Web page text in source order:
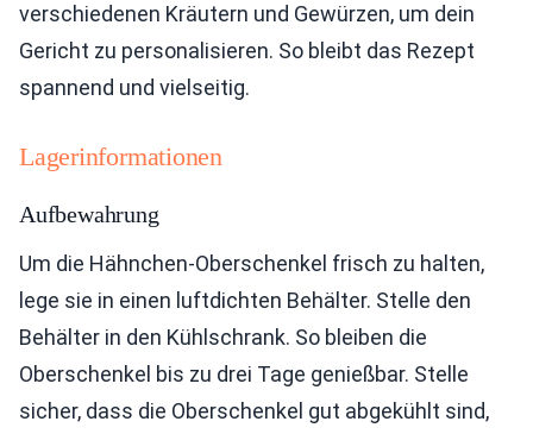
verschiedenen Kräutern und Gewürzen, um dein
Gericht zu personalisieren. So bleibt das Rezept
spannend und vielseitig.
Lagerinformationen
Aufbewahrung
Um die Hähnchen-Oberschenkel frisch zu halten,
lege sie in einen luftdichten Behälter. Stelle den
Behälter in den Kühlschrank. So bleiben die
Oberschenkel bis zu drei Tage genießbar. Stelle
sicher, dass die Oberschenkel gut abgekühlt sind,